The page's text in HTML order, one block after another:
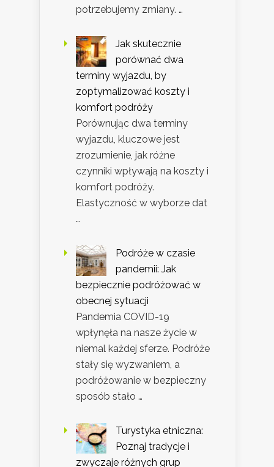
potrzebujemy zmiany. …
Jak skutecznie
porównać dwa
terminy wyjazdu, by
zoptymalizować koszty i
komfort podróży
Porównując dwa terminy
wyjazdu, kluczowe jest
zrozumienie, jak różne
czynniki wpływają na koszty i
komfort podróży.
Elastyczność w wyborze dat
…
Podróże w czasie
pandemii: Jak
bezpiecznie podróżować w
obecnej sytuacji
Pandemia COVID-19
wpłynęła na nasze życie w
niemal każdej sferze. Podróże
stały się wyzwaniem, a
podróżowanie w bezpieczny
sposób stało …
Turystyka etniczna:
Poznaj tradycje i
zwyczaje różnych grup